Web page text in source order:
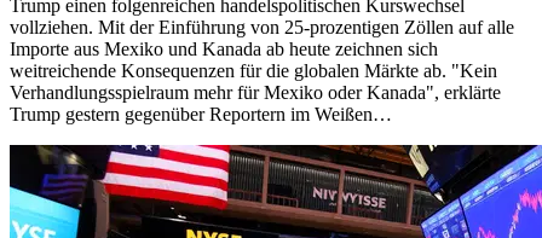
Trump einen folgenreichen handelspolitischen Kurswechsel
vollziehen. Mit der Einführung von 25-prozentigen Zöllen auf alle
Importe aus Mexiko und Kanada ab heute zeichnen sich
weitreichende Konsequenzen für die globalen Märkte ab. "Kein
Verhandlungsspielraum mehr für Mexiko oder Kanada", erklärte
Trump gestern gegenüber Reportern im Weißen…